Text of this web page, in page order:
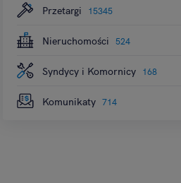
Przetargi 15345
Nieruchomości 524
Syndycy i Komornicy 168
Komunikaty 714